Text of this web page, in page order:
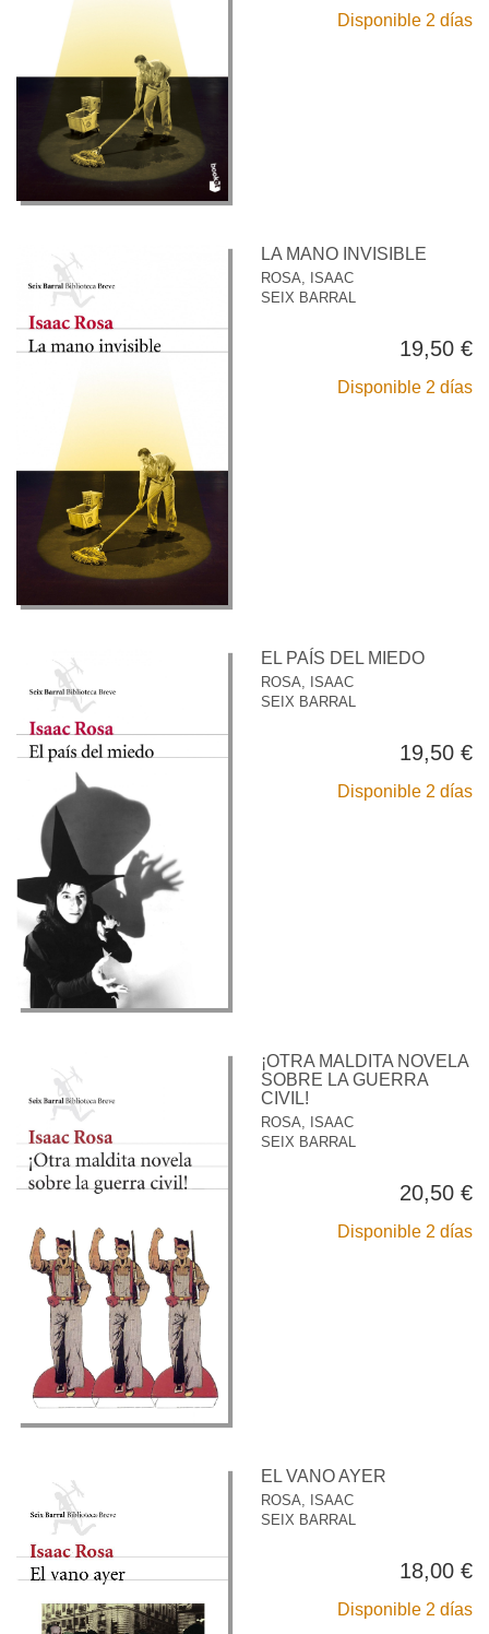
Disponible 2 días
LA MANO INVISIBLE
ROSA, ISAAC
SEIX BARRAL
19,50 €
Disponible 2 días
EL PAÍS DEL MIEDO
ROSA, ISAAC
SEIX BARRAL
19,50 €
Disponible 2 días
¡OTRA MALDITA NOVELA
SOBRE LA GUERRA
CIVIL!
ROSA, ISAAC
SEIX BARRAL
20,50 €
Disponible 2 días
EL VANO AYER
ROSA, ISAAC
SEIX BARRAL
18,00 €
Disponible 2 días